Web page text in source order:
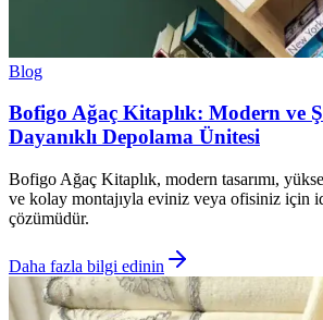
Blog
Bofigo Ağaç Kitaplık: Modern ve
Dayanıklı Depolama Ünitesi
Bofigo Ağaç Kitaplık, modern tasarımı,
ve kolay montajıyla eviniz veya ofisiniz için
çözümüdür.
Daha fazla bilgi edinin